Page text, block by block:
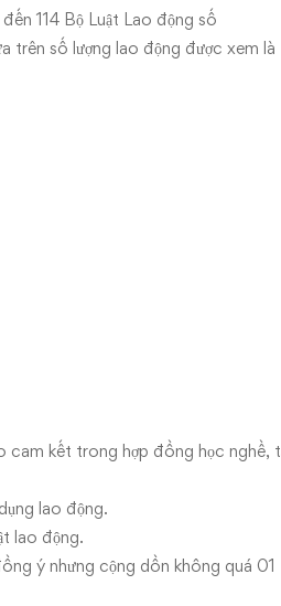
114 Bộ Luật Lao động số
trên số lượng lao động được xem là
cam kết trong hợp đồng học nghề,
lao động.
lao động.
ý nhưng cộng dồn không quá 01